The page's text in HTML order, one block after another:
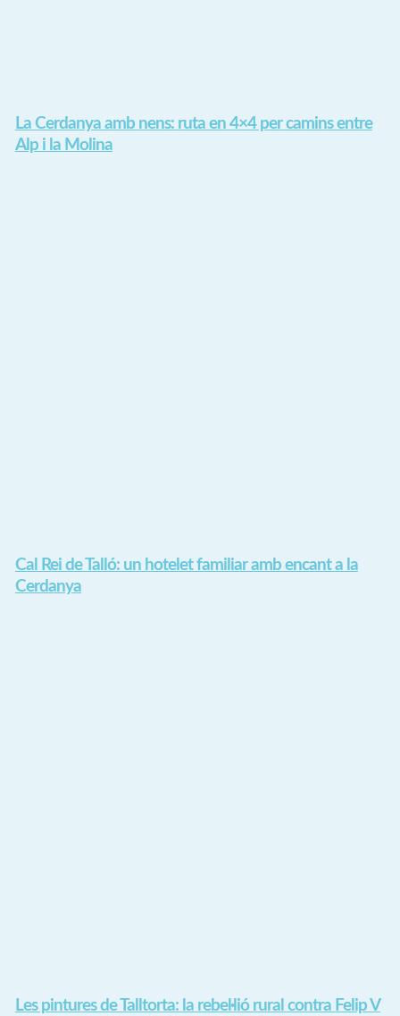
La Cerdanya amb nens: ruta en 4×4 per camins entre
Alp i la Molina
Cal Rei de Talló: un hotelet familiar amb encant a la
Cerdanya
Les pintures de Talltorta: la rebel·lió rural contra Felip V